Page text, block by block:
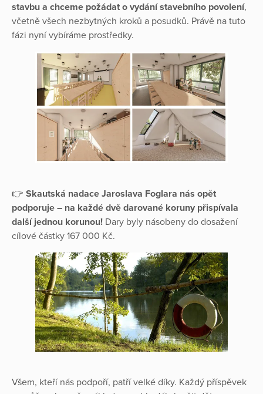
stavbu a chceme požádat o vydání stavebního povolení,
včetně všech nezbytných kroků a posudků. Právě na tuto
fázi nyní vybíráme prostředky.
👉 Skautská nadace Jaroslava Foglara nás opět
podporuje – na každé dvě darované koruny přispívala
další jednou korunou! Dary byly násobeny do dosažení
cílové částky 167 000 Kč.
Všem, kteří nás podpoří, patří velké díky. Každý příspěvek